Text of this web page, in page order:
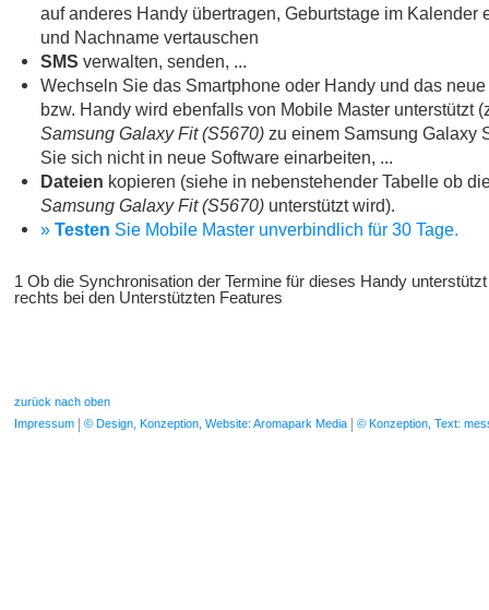
auf anderes Handy übertragen, Geburtstage im Kalender
und Nachname vertauschen
SMS verwalten, senden, ...
Wechseln Sie das Smartphone oder Handy und das
bzw. Handy wird ebenfalls von Mobile Master unterstützt
Samsung Galaxy Fit (S5670) zu einem Samsung Galaxy
Sie sich nicht in neue Software einarbeiten, ...
Dateien kopieren (siehe in nebenstehender Tabelle ob
Samsung Galaxy Fit (S5670) unterstützt wird).
» Testen Sie Mobile Master unverbindlich für 30 Tage.
1 Ob die Synchronisation der Termine für dieses Handy
rechts bei den Unterstützten Features
zurück nach oben
Impressum
© Design, Konzeption, Website: Aromapark Media © Konzeption, Text: